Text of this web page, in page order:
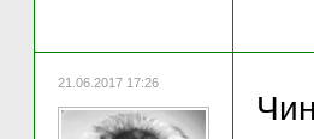
21.06.2017 17:26